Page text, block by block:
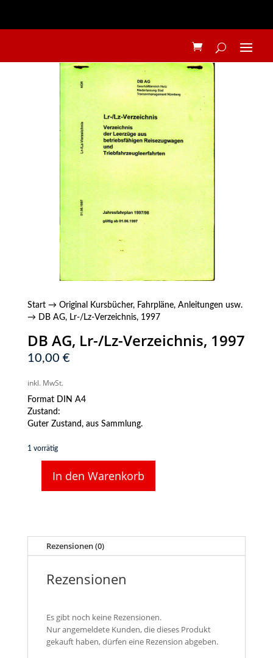
Start→ Original Kursbücher, Fahrpläne, Anleitungen usw.
→ DB AG, Lr-/Lz-Verzeichnis, 1997
DB AG, Lr-/Lz-Verzeichnis, 1997
10,00 €
inkl. MwSt.
Format DIN A4
Zustand:
Guter Zustand, aus Sammlung.
1 vorrätig
AG,
Menge
In den Warenkorb
Rezensionen (0)
Rezensionen
Es gibt noch keine Rezensionen.
Nur angemeldete Kunden, die dieses Produkt
gekauft haben, dürfen eine Rezension abgeben.